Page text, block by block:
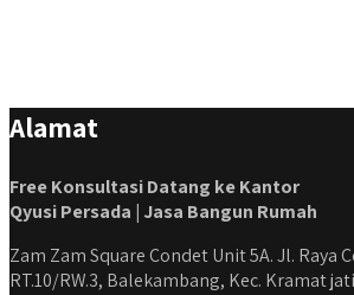
Alamat
Free Konsultasi Datang ke Kantor
Qyusi Persada | Jasa Bangun Rumah
Zam Zam Square Condet Unit 5A. Jl. Raya
RT.10/RW.3, Balekambang, Kec. Kramat jati